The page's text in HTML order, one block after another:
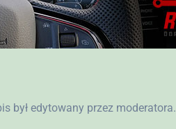
był edytowany przez moderatora.